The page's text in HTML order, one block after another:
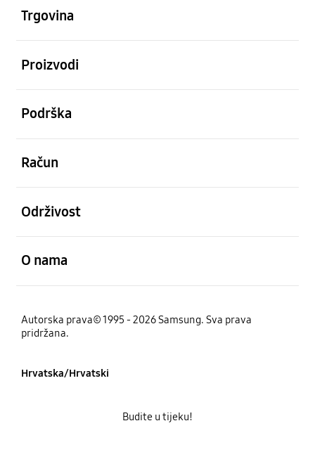
Trgovina
Proizvodi
Podrška
Račun
Održivost
O nama
Autorska prava© 1995 - 2026 Samsung. Sva prava
pridržana.
Hrvatska/Hrvatski
Budite u tijeku!